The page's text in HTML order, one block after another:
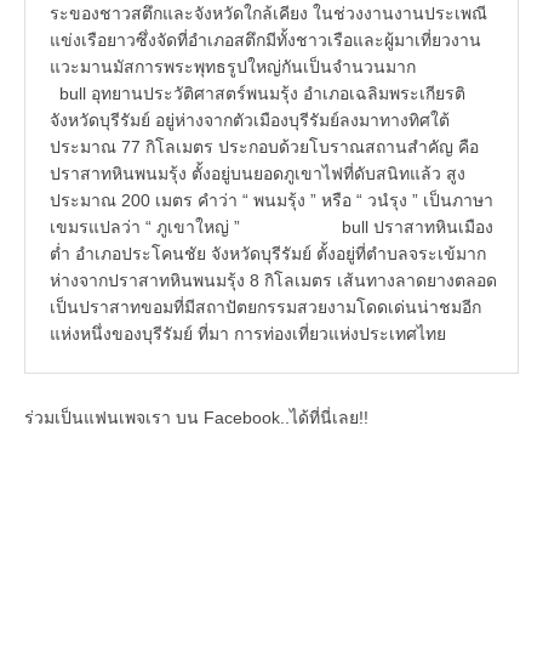
ระของชาวสตึกและจังหวัดใกล้เคียง ในช่วงงานงานประเพณี
แข่งเรือยาวซึ่งจัดที่อำเภอสตึกมีทั้งชาวเรือและผู้มาเที่ยวงาน
แวะมานมัสการพระพุทธรูปใหญ่กันเป็นจำนวนมาก
bull อุทยานประวัติศาสตร์พนมรุ้ง อำเภอเฉลิมพระเกียรติ
จังหวัดบุรีรัมย์ อยู่ห่างจากตัวเมืองบุรีรัมย์ลงมาทางทิศใต้
ประมาณ 77 กิโลเมตร ประกอบด้วยโบราณสถานสำคัญ คือ
ปราสาทหินพนมรุ้ง ตั้งอยู่บนยอดภูเขาไฟที่ดับสนิทแล้ว สูง
ประมาณ 200 เมตร คำว่า “ พนมรุ้ง ” หรือ “ วนํรุง ” เป็นภาษา
เขมรแปลว่า “ ภูเขาใหญ่ ” bull ปราสาทหินเมือง
ต่ำ อำเภอประโคนชัย จังหวัดบุรีรัมย์ ตั้งอยู่ที่ตำบลจระเข้มาก
ห่างจากปราสาทหินพนมรุ้ง 8 กิโลเมตร เส้นทางลาดยางตลอด
เป็นปราสาทขอมที่มีสถาปัตยกรรมสวยงามโดดเด่นน่าชมอีก
แห่งหนึ่งของบุรีรัมย์ ที่มา การท่องเที่ยวแห่งประเทศไทย
ร่วมเป็นแฟนเพจเรา บน Facebook..ได้ที่นี่เลย!!